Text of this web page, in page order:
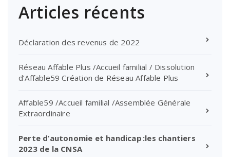
Articles récents
Déclaration des revenus de 2022
Réseau Affable Plus /Accueil familial / Dissolution
d’Affable59 Création de Réseau Affable Plus
Affable59 /Accueil familial /Assemblée Générale
Extraordinaire
Perte d’autonomie et handicap :les chantiers
2023 de la CNSA